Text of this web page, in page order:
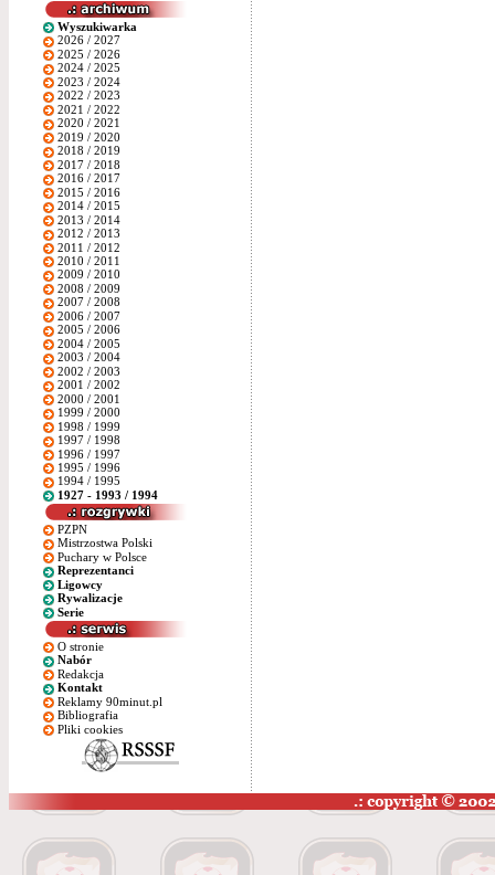
Wyszukiwarka
2026 / 2027
2025 / 2026
2024 / 2025
2023 / 2024
2022 / 2023
2021 / 2022
2020 / 2021
2019 / 2020
2018 / 2019
2017 / 2018
2016 / 2017
2015 / 2016
2014 / 2015
2013 / 2014
2012 / 2013
2011 / 2012
2010 / 2011
2009 / 2010
2008 / 2009
2007 / 2008
2006 / 2007
2005 / 2006
2004 / 2005
2003 / 2004
2002 / 2003
2001 / 2002
2000 / 2001
1999 / 2000
1998 / 1999
1997 / 1998
1996 / 1997
1995 / 1996
1994 / 1995
1927 - 1993 / 1994
PZPN
Mistrzostwa Polski
Puchary w Polsce
Reprezentanci
Ligowcy
Rywalizacje
Serie
O stronie
Nabór
Redakcja
Kontakt
Reklamy 90minut.pl
Bibliografia
Pliki cookies